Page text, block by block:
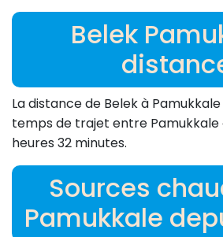
Belek
La distance de Belek à Pamukkale
temps de trajet entre Pamukkale
heures 32 minutes.
Sources
Pamukkale